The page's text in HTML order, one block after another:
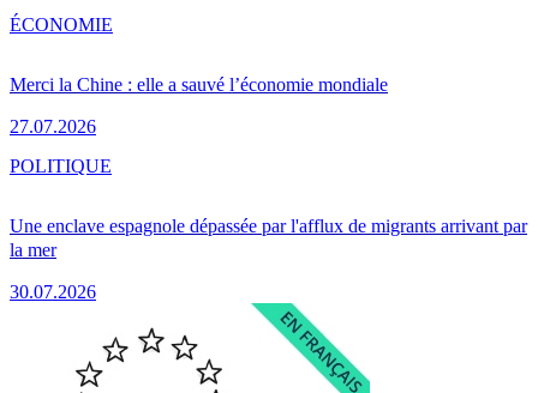
Merci la Chine : elle a sauvé l’économie mondiale
27.07.2026
ÉCONOMIE
Une enclave espagnole dépassée par l'afflux de migrants arrivant par
la mer
30.07.2026
POLITIQUE